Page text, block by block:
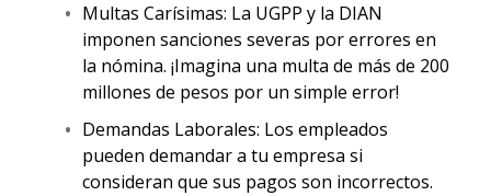
Multas Carísimas: La UGPP y la DIAN
imponen sanciones severas por errores en
la nómina. ¡Imagina una multa de más de 200
millones de pesos por un simple error!
Demandas Laborales: Los empleados
pueden demandar a tu empresa si
consideran que sus pagos son incorrectos.